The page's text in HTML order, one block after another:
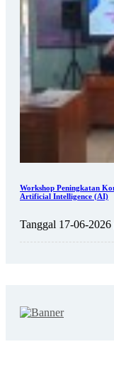
Workshop Peningkatan
Artificial Intelligence (AI)
Tanggal 17-06-